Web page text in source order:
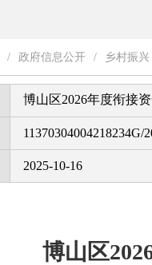
/ 政府信息公开 / 乡村振兴
博山区2026年度衔接
11370304004218234G/
2025-10-16
博山区